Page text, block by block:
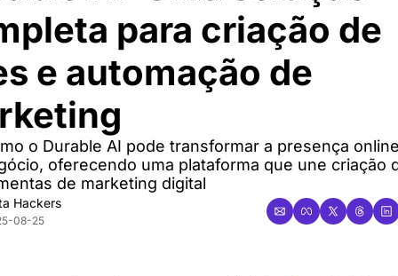
para criação de
e automação de
o Durable AI pode transformar a presença
oferecendo uma plataforma que une criação
de marketing digital
Hackers
08-25